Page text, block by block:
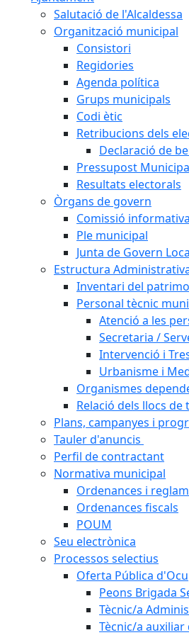
Salutació de l'Alcaldessa
Organització municipal
Consistori
Regidories
Agenda política
Grups municipals
Codi ètic
Retribucions dels
Declaració de
Pressupost
Resultats electorals
Òrgans de govern
Comissió informativa
Ple municipal
Junta de Govern
Estructura
Inventari del
Personal tècnic
Atenció a les
Secretaria /
Intervenció i
Urbanisme i
Organismes
Relació dels llocs de
Plans, campanyes i
Tauler d'anuncis
Perfil de contractant
Normativa municipal
Ordenances i
Ordenances fiscals
POUM
Seu electrònica
Processos selectius
Oferta Pública
Peons Brigada
Tècnic/a
Tècnic/a